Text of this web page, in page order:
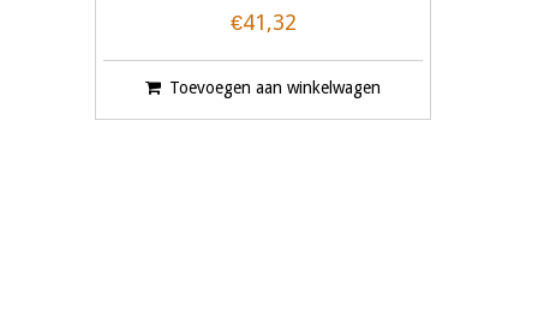
€41,32
Toevoegen aan winkelwagen